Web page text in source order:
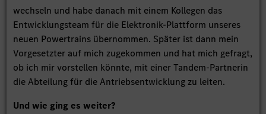
wechseln und habe danach mit einem Kollegen das
Entwicklungsteam für die Elektronik-Plattform unseres
neuen Powertrains übernommen. Später ist dann mein
Vorgesetzter auf mich zugekommen und hat mich gefragt,
ob ich mir vorstellen könnte, mit einer Tandem-Partnerin
die Abteilung für die Antriebsentwicklung zu leiten.
Und wie ging es weiter?